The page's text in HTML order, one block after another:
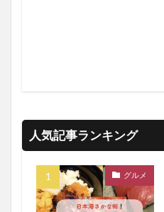
人気記事ランキング
グルメ